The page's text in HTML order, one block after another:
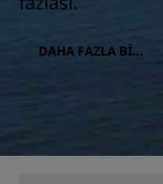
DAHA FAZLA BILG